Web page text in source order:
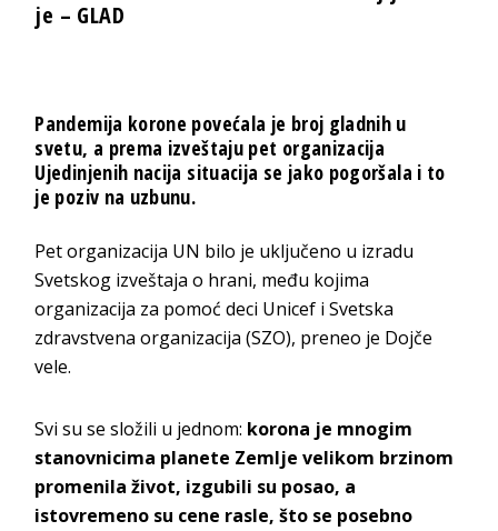
je – GLAD
Pandemija korone povećala je broj gladnih u
svetu, a prema izveštaju pet organizacija
Ujedinjenih nacija situacija se jako pogoršala i to
je poziv na uzbunu.
Pet organizacija UN bilo je uključeno u izradu
Svetskog izveštaja o hrani, među kojima
organizacija za pomoć deci Unicef i Svetska
zdravstvena organizacija (SZO), preneo je Dojče
vele.
Svi su se složili u jednom: korona je mnogim
stanovnicima planete Zemlje velikom brzinom
promenila život, izgubili su posao, a
istovremeno su cene rasle, što se posebno